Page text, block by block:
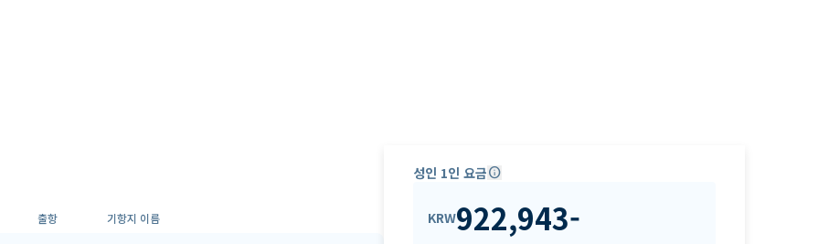
출항 기항지 이름
성인 1인 요금info
KRW922,943-